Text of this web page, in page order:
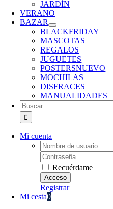
JARDÍN
VERANO
BAZAR
BLACKFRIDAY
MASCOTAS
REGALOS
JUGUETES
POSTERSNUEVO
MOCHILAS
DISFRACES
MANUALIDADES
Buscar:
Mi cuenta
Username:
Password:
Recuérdame
Registrar
Mi cesta0